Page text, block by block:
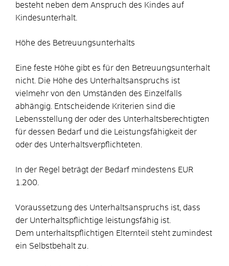
besteht neben dem Anspruch des Kindes auf
Kindesunterhalt.
Höhe des Betreuungsunterhalts
Eine feste Höhe gibt es für den Betreuungsunterhalt
nicht. Die Höhe des Unterhaltsanspruchs ist
vielmehr von den Umständen des Einzelfalls
abhängig. Entscheidende Kriterien sind die
Lebensstellung der oder des Unterhaltsberechtigten
für dessen Bedarf und die Leistungsfähigkeit der
oder des Unterhaltsverpflichteten.
In der Regel beträgt der Bedarf mindestens EUR
1.200.
Voraussetzung des Unterhaltsanspruchs ist, dass
der Unterhaltspflichtige leistungsfähig ist.
Dem unterhaltspflichtigen Elternteil steht zumindest
ein Selbstbehalt zu.